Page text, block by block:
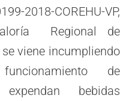
COREHU-VP,
Regional de
viene incumpliendo
de
bebidas